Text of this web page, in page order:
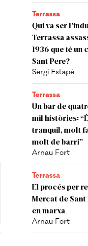
Terrassa
Qui va ser
Terrassa
1936 que té un
Sant Pere?
Sergi Estapé
Terrassa
Un bar de
mil històries:
tranquil, molt
molt de barri”
Arnau Fort
Terrassa
El procés per
Mercat de Sant
en marxa
Arnau Fort